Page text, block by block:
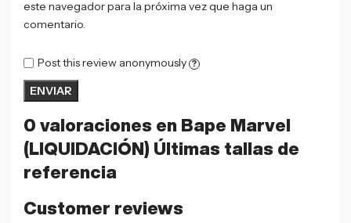
0 valoraciones en Bape Marvel
(LIQUIDACIÓN) Últimas tallas de
referencia
Customer reviews
este navegador para la próxima vez que haga un
comentario.
Post this review anonymously ?